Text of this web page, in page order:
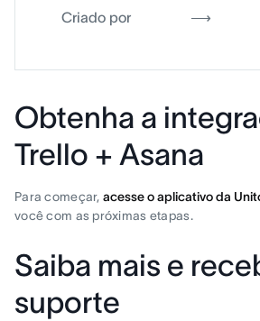
Criado por ⟶
Obtenha a
Trello + Asana
Para começar, acesse o aplicativo da
você com as próximas etapas.
Saiba mais e
suporte